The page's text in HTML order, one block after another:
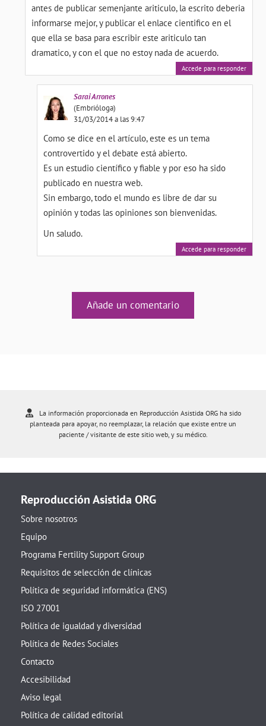
antes de publicar semenjante ariticulo, la escrito deberia
informarse mejor, y publicar el enlace cientifico en el
que ella se basa para escribir este ariticulo tan
dramatico, y con el que no estoy nada de acuerdo.
Accede para responder
SaraiArrones
(Embrióloga)
31/03/2014 a las 9:47
Como se dice en el artículo, este es un tema
controvertido y el debate está abierto.
Es un estudio científico y fiable y por eso ha sido
publicado en nuestra web.
Sin embargo, todo el mundo es libre de dar su
opinión y todas las opiniones son bienvenidas.
Un saludo.
Accede para responder
Añade un comentario
La información proporcionada en Reproducción Asistida ORG ha sido
planteada para apoyar, no reemplazar, la relación que existe entre un
paciente / visitante de este sitio web, y su médico.
Reproducción Asistida ORG
Sobre nosotros
Equipo
Programa Fertility Support Group
Requisitos de selección de clínicas
Política de seguridad informática (ENS)
ISO 27001
Política de igualdad y diversidad
Política de Redes Sociales
Contacto
Accesibilidad
Aviso legal
Política de calidad editorial